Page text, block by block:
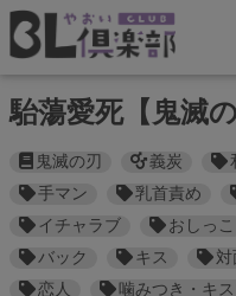
駘蕩愛死【鬼滅
鬼滅の刃 義炭
手マン
乳首責め
イチャラブ
おしっこ
バック
キス 対
恋人
噛みつき・キ